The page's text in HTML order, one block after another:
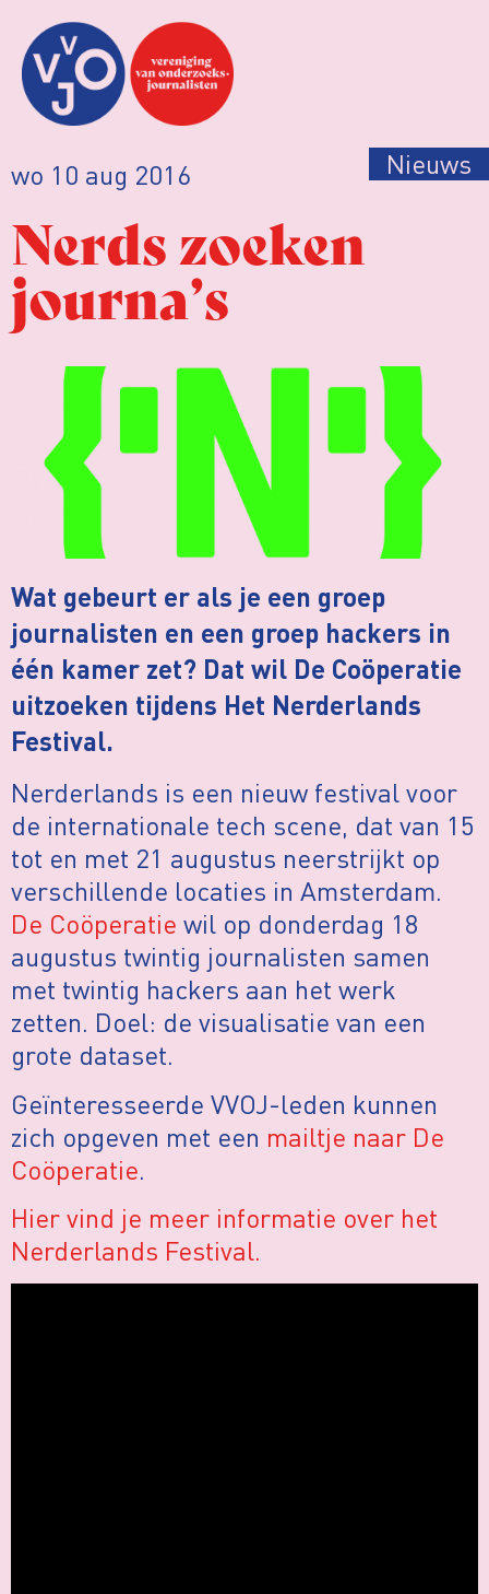
wo 10 aug 2016 Nieuws
Nerds zoeken
journa’s
Wat gebeurt er als je een groep
journalisten en een groep hackers in
één kamer zet? Dat wil De Coöperatie
uitzoeken tijdens Het Nerderlands
Festival.
Nerderlands is een nieuw festival voor
de internationale tech scene, dat van 15
tot en met 21 augustus neerstrijkt op
verschillende locaties in Amsterdam.
De Coöperatie wil op donderdag 18
augustus twintig journalisten samen
met twintig hackers aan het werk
zetten. Doel: de visualisatie van een
grote dataset.
Geïnteresseerde VVOJ-leden kunnen
zich opgeven met een mailtje naar De
Coöperatie.
Hier vind je meer informatie over het
Nerderlands Festival.